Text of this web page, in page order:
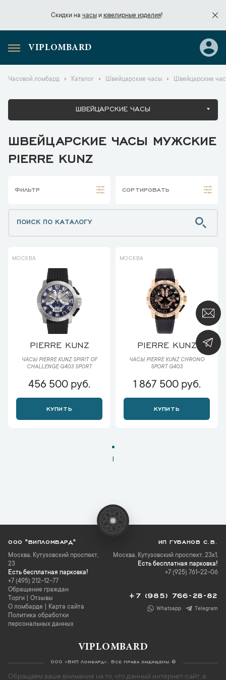
Скидки на часыи ювелирные изделия!
Скидки начасы
VIPLOMBARD
Часовой ломбард Каталог Швейцарские часы Швейцарские
ШВЕЙЦАРСКИЕ ЧАСЫ
ШВЕЙЦАРСКИЕ ЧАСЫ МУЖСКИЕ
PIERRE KUNZ
ФИЛЬТР СОРТИРОВАТЬ
МОСКВА
PIERRE KUNZ
ЧАСЫ PIERRE KUNZ SPIRIT OF
CHALLENGE G403 SPORT
456 500 руб.
КУПИТЬ
МОСКВА
PIERRE KUNZ
ЧАСЫ PIERRE KUNZ CHRONO
SPORT G403
1 867 500 руб.
КУПИТЬ
1
ООО "ВИПЛОМБАРД"
Москва, Кутузовский проспект,
23
Есть бесплатная парковка!
+7 (495) 212-12-77
Обращение граждан
Торги
Отзывы
О ломбарде
Карта сайта
Политика обработки
персональных данных
ИП ГУБАНОВ С.В.
Москва, Кутузовский проспект, 23к1,
Есть бесплатная парковка!
+7 (925) 761-22-06
+7 (985) 766-28-82
Whatsapp Telegram
VIPLOMBARD
ООО «ВИП Ломбард». Все права защищены ©
Обращаем ваше внимание на то, что данный интернет-сайт, а